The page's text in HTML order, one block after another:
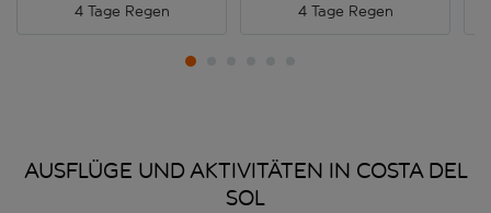
4 Tage Regen 4 Tage Regen
AUSFLÜGE UND AKTIVITÄTEN IN COSTA DEL
SOL